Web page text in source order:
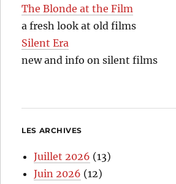
The Blonde at the Film
a fresh look at old films
Silent Era
new and info on silent films
LES ARCHIVES
Juillet 2026 (13)
Juin 2026 (12)